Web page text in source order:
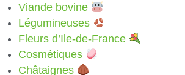
Viande bovine
Légumineuses
Fleurs d’Ile-de-France
Cosmétiques
Châtaignes